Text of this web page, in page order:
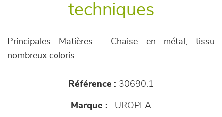
techniques
Principales Matières : Chaise en métal, tissu
nombreux coloris
Référence : 30690.1
Marque : EUROPEA